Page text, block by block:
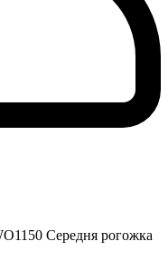
Середня рогожка